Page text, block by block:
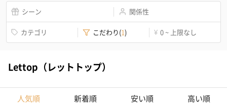
シーン 関係性
カテゴリ こだわり(1) ¥ 0 ~ 上限なし
Lettop（レットトップ）
人気順 新着順 安い順 高い順